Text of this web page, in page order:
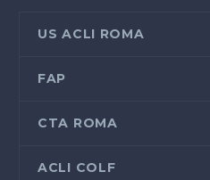
US ACLI ROMA
FAP
CTA ROMA
ACLI COLF